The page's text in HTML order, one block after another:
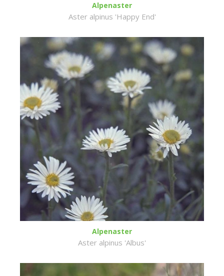
Alpenaster
Aster alpinus 'Happy End'
Alpenaster
Aster alpinus 'Albus'